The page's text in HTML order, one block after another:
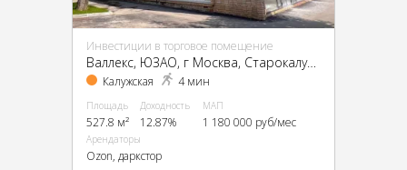
Инвестиции в торговое помещение
Валлекс, ЮЗАО, г Москва, Старокалужское ш., 62
Калужская 4 мин
Площадь
527.8 м²
Доходность
12.87%
МАП
1 180 000 руб/мес
Арендаторы
Ozon, даркстор